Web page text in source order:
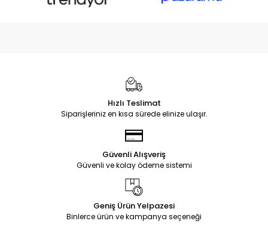
Hızlı Teslimat
Siparişleriniz en kısa sürede elinize ulaşır.
Güvenli Alışveriş
Güvenli ve kolay ödeme sistemi
Geniş Ürün Yelpazesi
Binlerce ürün ve kampanya seçeneği